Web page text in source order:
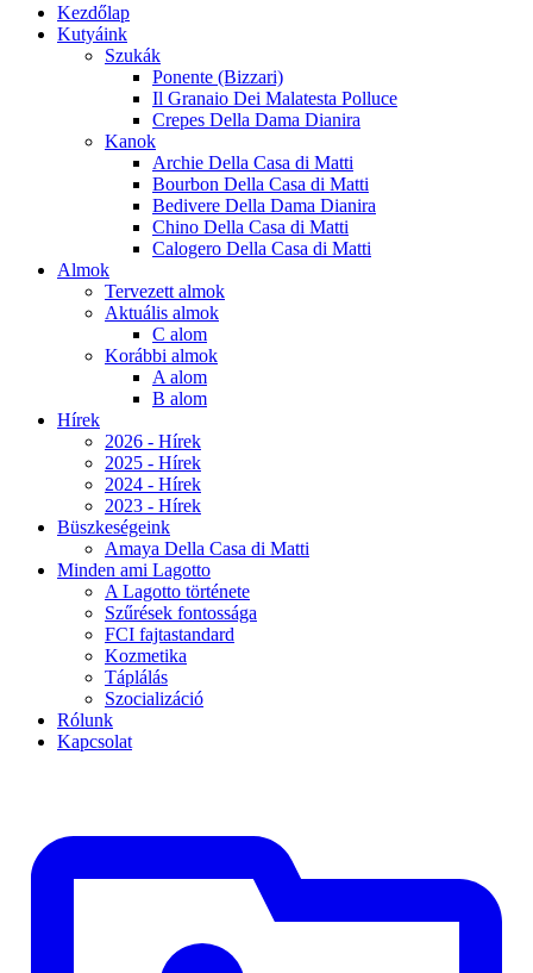
Kezdőlap
Kutyáink
Szukák
Ponente (Bizzari)
Il Granaio Dei Malatesta Polluce
Crepes Della Dama Dianira
Kanok
Archie Della Casa di Matti
Bourbon Della Casa di Matti
Bedivere Della Dama Dianira
Chino Della Casa di Matti
Calogero Della Casa di Matti
Almok
Tervezett almok
Aktuális almok
C alom
Korábbi almok
A alom
B alom
Hírek
2026 - Hírek
2025 - Hírek
2024 - Hírek
2023 - Hírek
Büszkeségeink
Amaya Della Casa di Matti
Minden ami Lagotto
A Lagotto története
Szűrések fontossága
FCI fajtastandard
Kozmetika
Táplálás
Szocializáció
Rólunk
Kapcsolat